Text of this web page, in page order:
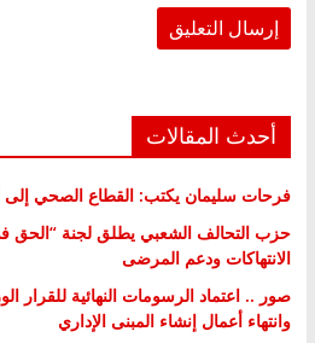
أحدث المقالات
فرحات سليمان يكتب: القطاع الصحي إلى
حزب التحالف الشعبي يطلق لجنة “الحق
الانتهاكات ودعم المرضى
صور .. اعتماد الرسومات النهائية للقرار
وانتهاء أعمال إنشاء المبنى الإداري